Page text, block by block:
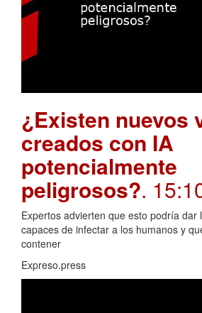
¿Existen nuevos
creados con IA
potencialmente
peligrosos?.
Expertos advierten que esto podría dar
capaces de infectar a los humanos y
contener
Expreso.press